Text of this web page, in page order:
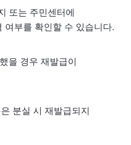
또는 주민센터에
여부를 확인할 수 있습니다.
을 경우 재발급이
분실 시 재발급되지